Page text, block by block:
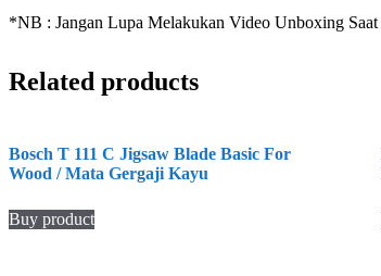
*NB : Jangan Lupa Melakukan Video Unboxing
Related products
Bosch T 111 C Jigsaw Blade Basic For
Wood / Mata Gergaji Kayu
Buy product